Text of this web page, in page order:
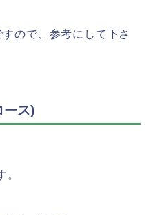
ので、参考にして下さ
ス)
。